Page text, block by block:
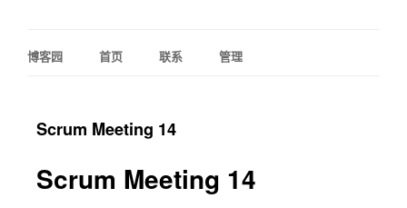
博客园 首页 联系 管理
Scrum Meeting 14
Scrum Meeting 14